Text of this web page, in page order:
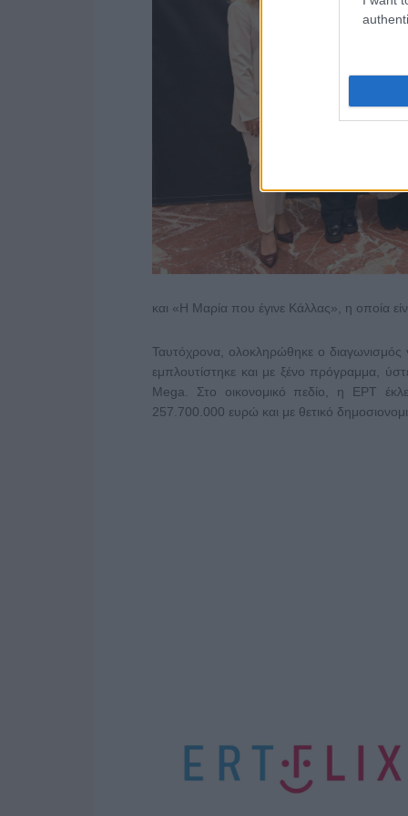
και «Η Μαρία που έγινε Κάλλας», η οποία
Ταυτόχρονα, ολοκληρώθηκε ο διαγωνισμός
εμπλουτίστηκε και με ξένο πρόγραμμα,
Mega. Στο οικονομικό πεδίο, η ΕΡΤ
257.700.000 ευρώ και με θετικό